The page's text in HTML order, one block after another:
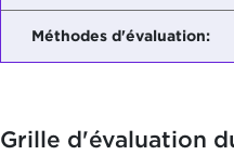
Méthodes d'évaluation:
Grille d'évaluation